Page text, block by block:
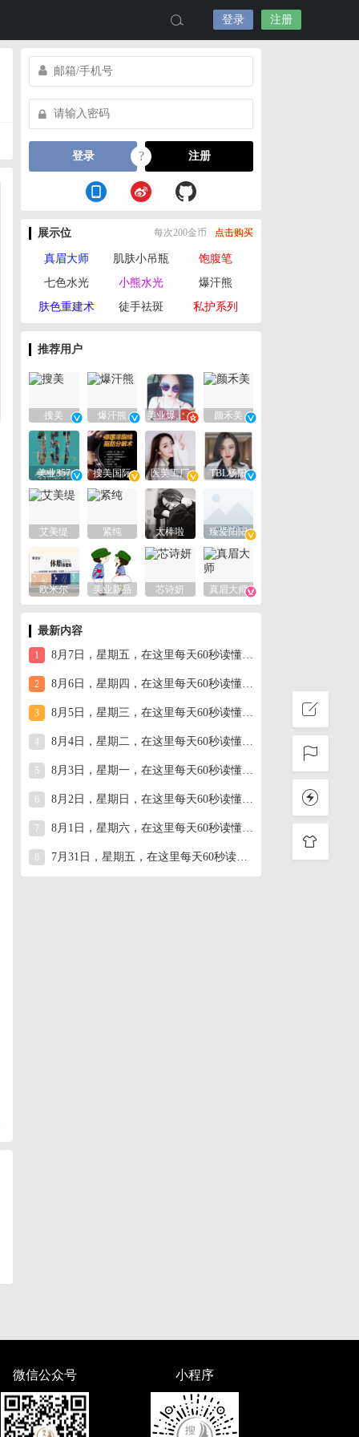
登录 注册
登录 ? 注册
展示位 每次200金币 点击购买
真眉大师 肌肤小吊瓶
饱腹笔
七色水光
小熊水光
爆汗熊
肤色重建术
徒手祛斑 私护系列
推荐用户
搜美 爆汗熊 美业爆款平台 颜禾美
美业357 搜美国际 医美工厂 TBL杨阳
艾美缇 紧纯 太棒啦 臻爱阳阳
欧米尔 美业新品 芯诗妍 真眉大师
最新内容
1 8月7日，星期五，在这里每天60秒读懂世界！
2 8月6日，星期四，在这里每天60秒读懂世界！
3 8月5日，星期三，在这里每天60秒读懂世界！
4 8月4日，星期二，在这里每天60秒读懂世界！
5 8月3日，星期一，在这里每天60秒读懂世界！
6 8月2日，星期日，在这里每天60秒读懂世界！
7 8月1日，星期六，在这里每天60秒读懂世界！
7月31日，星期五，在这里每天60秒读懂世界！
微信公众号 小程序